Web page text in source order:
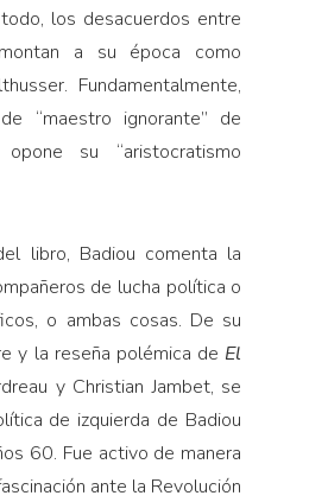
los desacuerdos entre
a su época como
Fundamentalmente,
“maestro ignorante” de
opone su “aristocratismo
libro, Badiou comenta la
de lucha política o
o ambas cosas. De su
y la reseña polémica de El
y Christian Jambet, se
de izquierda de Badiou
60. Fue activo de manera
ante la Revolución